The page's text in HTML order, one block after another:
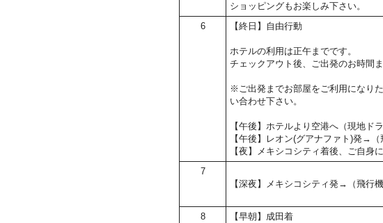
ショッピングもお楽しみ下さい。
6 【終日】自由行動
ホテルの利用は正午までです。
チェックアウト後、ご出発のお時間
※ご出発までお部屋をご利用になり
い合わせ下さい。
【午後】ホテルより空港へ（現地ドラ
【午後】レオン(グアナファト)発→
【夜】メキシコシティ着後、ご自身
7
【深夜】メキシコシティ発→（飛行
8 【早朝】成田着